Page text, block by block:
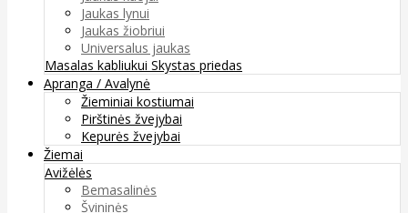
Jaukas lynui
Jaukas žiobriui
Universalus jaukas
Masalas kabliukui Skystas priedas
Apranga / Avalynė
Žieminiai kostiumai
Pirštinės žvejybai
Kepurės žvejybai
Žiemai
Avižėlės
Bemasalinės
Švininės